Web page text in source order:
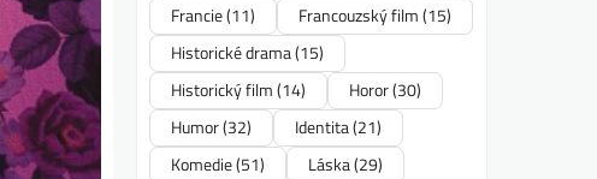
Francie(11) Francouzský film(15)
Historické drama(15)
Historický film(14) Horor(30)
Humor(32) Identita(21)
Komedie(51) Láska(29)